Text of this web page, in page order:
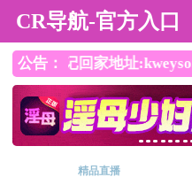
直播app
直播app 直播app概况